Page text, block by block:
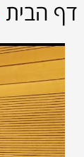
דף הבית